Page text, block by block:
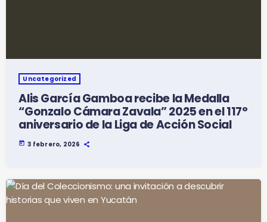
Uncategorized
Alis García Gamboa recibe la Medalla
“Gonzalo Cámara Zavala” 2025 en el 117°
aniversario de la Liga de Acción Social
today 3 febrero, 2026